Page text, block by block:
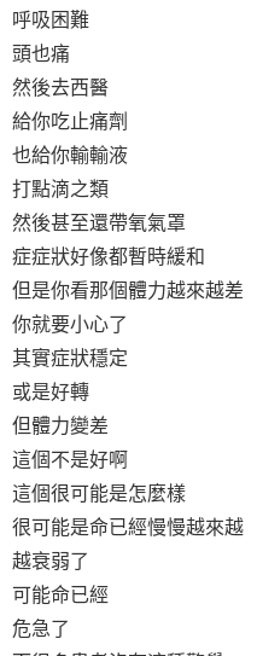
呼吸困難
頭也痛
然後去西醫
給你吃止痛劑
也給你輸輸液
打點滴之類
然後甚至還帶氧氣罩
症症狀好像都暫時緩和
但是你看那個體力越來越差
你就要小心了
其實症狀穩定
或是好轉
但體力變差
這個不是好啊
這個很可能是怎麼樣
很可能是命已經慢慢越來越
越衰弱了
可能命已經
危急了